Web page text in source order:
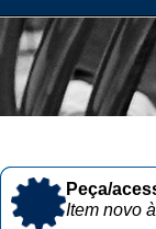
Peça/
Item novo